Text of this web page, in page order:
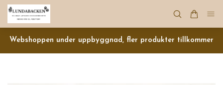
Webshoppen under uppbyggnad, fler produkter tillkommer